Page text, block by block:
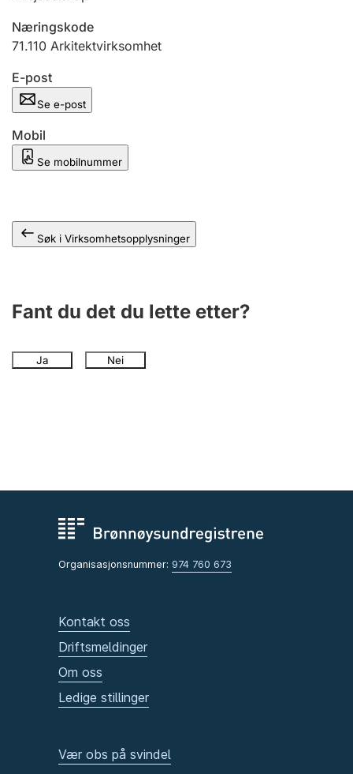
Andre tema
Næringskode
71.110 Arkitektvirksomhet
E-post
Se e-post
Mobil
Se mobilnummer
Søk i Virksomhetsopplysninger
Fant du det du lette etter?
Ja Nei
Organisasjonsnummer: 974 760 673
Kontakt oss
Driftsmeldinger
Om oss
Ledige stillinger
Vær obs på svindel